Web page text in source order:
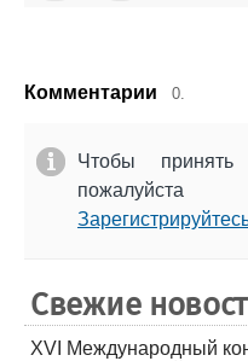
Комментарии 0.
Чтобы
Свежие
XVI Международный